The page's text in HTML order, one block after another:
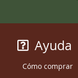
Ayuda
Cómo comprar